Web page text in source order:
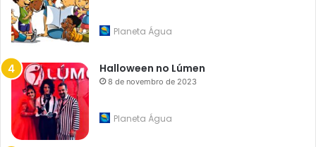
Planeta Água
Halloween no Lúmen
8 de novembro de 2023
Planeta Água